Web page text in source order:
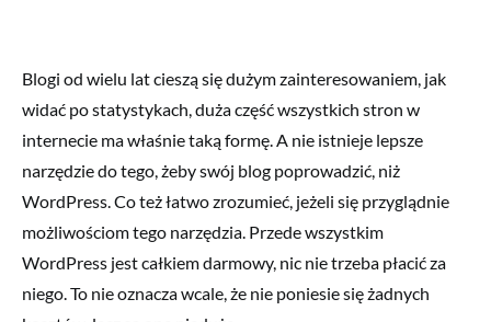
Blogi od wielu lat cieszą się dużym zainteresowaniem, jak
widać po statystykach, duża część wszystkich stron w
internecie ma właśnie taką formę. A nie istnieje lepsze
narzędzie do tego, żeby swój blog poprowadzić, niż
WordPress. Co też łatwo zrozumieć, jeżeli się przyglądnie
możliwościom tego narzędzia. Przede wszystkim
WordPress jest całkiem darmowy, nic nie trzeba płacić za
niego. To nie oznacza wcale, że nie poniesie się żadnych